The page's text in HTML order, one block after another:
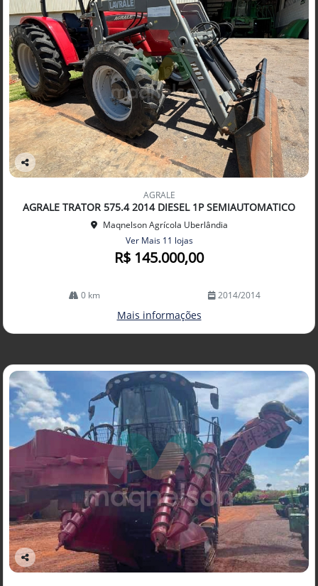
Co
arti
lhe
AGRALE
AGRALE TRATOR 575.4 2014 DIESEL 1P SEMIAUTOMATICO
Maqnelson Agrícola Uberlândia
Ver Mais 11 lojas
R$ 145.000,00
0 km 2014/2014
Mais informações
Co